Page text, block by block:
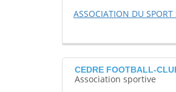
ASSOCIATION DU
CEDRE FOOTBALL-
Association sportive